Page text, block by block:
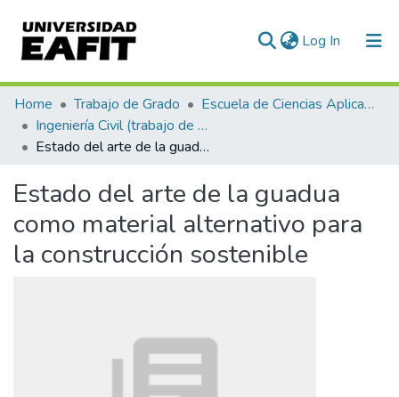
Log In (current)
Communities & Collections
All of DSpace
Home Trabajo de Grado
Escuela de Ciencias Aplicadas e Ingeniería
Ingeniería Civil (trabajo de grado)
Estado del arte de la guadua como material alternativo para la construcción sostenible
Estado del arte de la guadua
como material alternativo para
la construcción sostenible